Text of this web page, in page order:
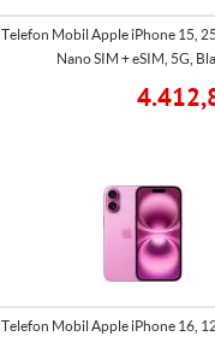
Telefon Mobil Apple iPhone 15,
Nano SIM + eSIM, 5G,
Telefon Mobil Apple iPhone 16,